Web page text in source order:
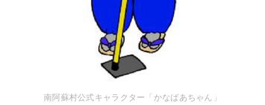
南阿蘇村公式キャラクター「かなばあちゃん」